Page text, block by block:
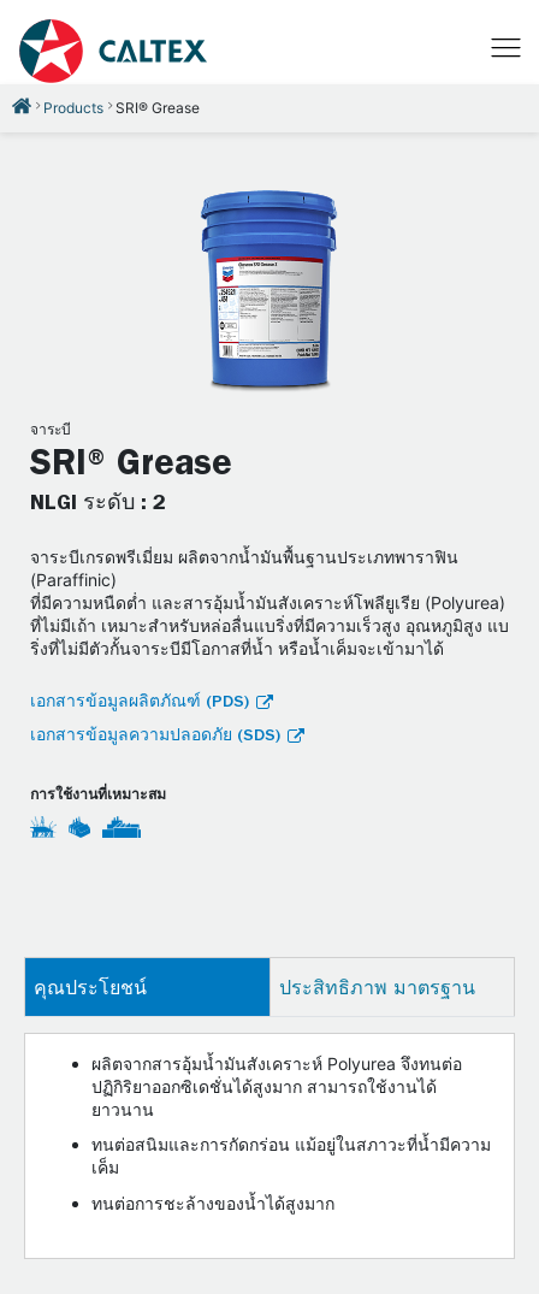
Products SRI® Grease
จาระบี
SRI® Grease
NLGI ระดับ : 2
จาระบีเกรดพรีเมี่ยม ผลิตจากน้ำมันพื้นฐานประเภทพาราฟิน
(Paraffinic)
ที่มีความหนืดตํ่า และสารอุ้มน้ำมันสังเคราะห์โพลียูเรีย (Polyurea)
ที่ไม่มีเถ้า เหมาะสำหรับหล่อลื่นแบริ่งที่มีความเร็วสูง อุณหภูมิสูง แบ
ริ่งที่ไม่มีตัวกั้นจาระบีมีโอกาสที่น้ำ หรือน้ำเค็มจะเข้ามาได้
เอกสารข้อมูลผลิตภัณฑ์ (PDS)
เอกสารข้อมูลความปลอดภัย (SDS)
การใช้งานที่เหมาะสม
คุณประโยชน์ ประสิทธิภาพ มาตรฐาน
ผลิตจากสารอุ้มน้ำมันสังเคราะห์ Polyurea จึงทนต่อ
ปฏิกิริยาออกซิเดชั่นได้สูงมาก สามารถใช้งานได้
ยาวนาน
ทนต่อสนิมและการกัดกร่อน แม้อยู่ในสภาวะที่น้ำมีความ
เค็ม
ทนต่อการชะล้างของน้ำได้สูงมาก